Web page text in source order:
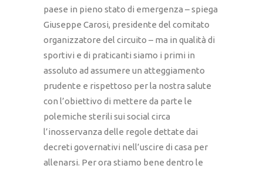
paese in pieno stato di emergenza – spiega
Giuseppe Carosi, presidente del comitato
organizzatore del circuito – ma in qualità di
sportivi e di praticanti siamo i primi in
assoluto ad assumere un atteggiamento
prudente e rispettoso per la nostra salute
con l’obiettivo di mettere da parte le
polemiche sterili sui social circa
l’inosservanza delle regole dettate dai
decreti governativi nell’uscire di casa per
allenarsi. Per ora stiamo bene dentro le